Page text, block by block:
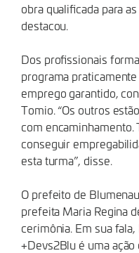
obra qualificada para
destacou.
Dos profissionais
programa
emprego garantido,
Tomio. “Os outros
com
conseguir
esta turma”, disse.
O prefeito de
prefeita Maria Regina
cerimônia. Em sua
+Devs2Blu é uma